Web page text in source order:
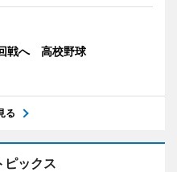
戦へ 高校野球
る
ピックス